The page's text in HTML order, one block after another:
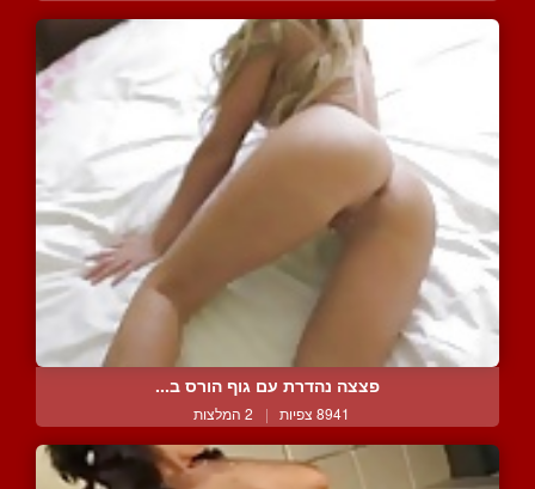
פצצה נהדרת עם גוף הורס ב...
8941 צפיות | 2 המלצות